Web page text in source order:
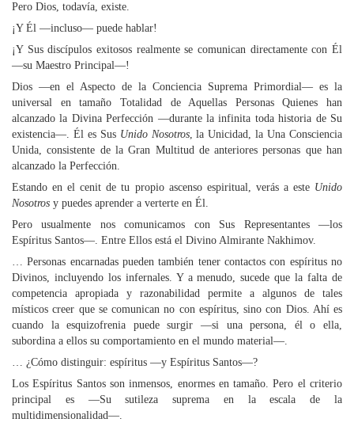
Pero Dios, todavía, existe.
¡Y Él —incluso— puede hablar!
¡Y Sus discípulos exitosos realmente se comunican directamente con Él
—su Maestro Principal—!
Dios —en el Aspecto de la Conciencia Suprema Primordial— es la
universal en tamaño Totalidad de Aquellas Personas Quienes han
alcanzado la Divina Perfección —durante la infinita toda historia de Su
existencia—. Él es Sus Unido Nosotros, la Unicidad, la Una Consciencia
Unida, consistente de la Gran Multitud de anteriores personas que han
alcanzado la Perfección.
Estando en el cenit de tu propio ascenso espiritual, verás a este Unido
Nosotros y puedes aprender a verterte en Él.
Pero usualmente nos comunicamos con Sus Representantes —los
Espíritus Santos—. Entre Ellos está el Divino Almirante Nakhimov.
… Personas encarnadas pueden también tener contactos con espíritus no
Divinos, incluyendo los infernales. Y a menudo, sucede que la falta de
competencia apropiada y razonabilidad permite a algunos de tales
místicos creer que se comunican no con espíritus, sino con Dios. Ahí es
cuando la esquizofrenia puede surgir —si una persona, él o ella,
subordina a ellos su comportamiento en el mundo material—.
… ¿Cómo distinguir: espíritus —y Espíritus Santos—?
Los Espíritus Santos son inmensos, enormes en tamaño. Pero el criterio
principal es —Su sutileza suprema en la escala de la
multidimensionalidad—.